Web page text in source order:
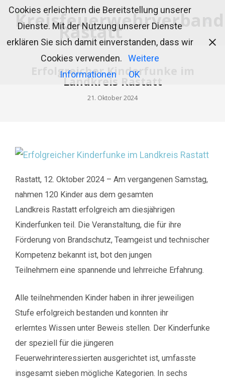
Erfolgreicher Kinderfunke im
Landkreis Rastatt
21. Oktober 2024
Rastatt, 12. Oktober 2024 – Am vergangenen Samstag,
nahmen 120 Kinder aus dem gesamten
Landkreis Rastatt erfolgreich am diesjährigen
Kinderfunken teil. Die Veranstaltung, die für ihre
Förderung von Brandschutz, Teamgeist und technischer
Kompetenz bekannt ist, bot den jungen
Teilnehmern eine spannende und lehrreiche Erfahrung.
Alle teilnehmenden Kinder haben in ihrer jeweiligen
Stufe erfolgreich bestanden und konnten ihr
erlerntes Wissen unter Beweis stellen. Der Kinderfunke
der speziell für die jüngeren
Feuerwehrinteressierten ausgerichtet ist, umfasste
insgesamt sieben mögliche Kategorien. In sechs
Cookies erleichtern die Bereitstellung unserer
Dienste. Mit der Nutzung unserer Dienste
erklären Sie sich damit einverstanden, dass wir
Cookies verwenden.
Weitere
Informationen
OK